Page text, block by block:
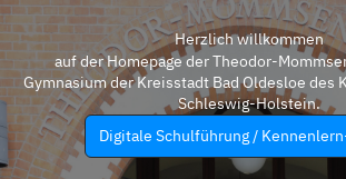
Herzlich willkommen
auf der Homepage der Theodor-
Gymnasium der Kreisstadt Bad Oldesloe des
Schleswig-Holstein.
Digitale Schulführung /